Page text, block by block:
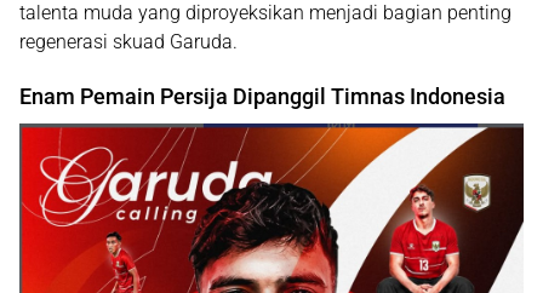
talenta muda yang diproyeksikan menjadi bagian penting
regenerasi skuad Garuda.
Enam Pemain Persija Dipanggil Timnas Indonesia